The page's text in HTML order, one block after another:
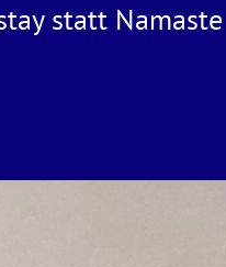
statt Namaste